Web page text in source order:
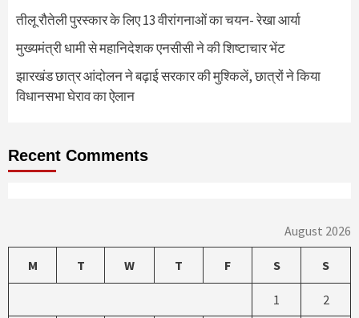
तीलू रौतेली पुरस्कार के लिए 13 वीरांगनाओं का चयन- रेखा आर्या
मुख्यमंत्री धामी से महानिदेशक एनसीसी ने की शिष्टाचार भेंट
झारखंड छात्र आंदोलन ने बढ़ाई सरकार की मुश्किलें, छात्रों ने किया
विधानसभा घेराव का ऐलान
Recent Comments
August 2026
M T W T F S S
1 2